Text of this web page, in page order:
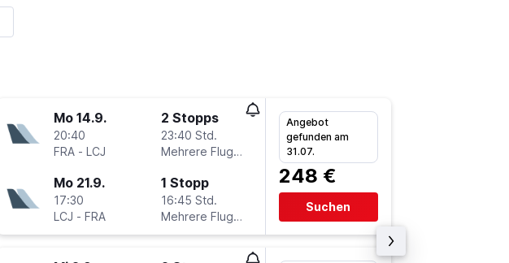
Mo 14.9.
20:40
FRA- LCJ
2 Stopps
23:40 Std.
Mehrere Fluglinien
Mo 21.9.
17:30
LCJ - FRA
1 Stopp
16:45 Std.
Mehrere Fluglinien
Angebot
gefunden am
31.07.
248 €
Suchen